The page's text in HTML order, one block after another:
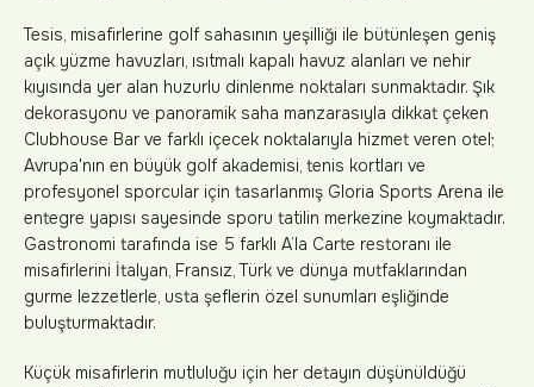
Tesis, misafirlerine golf sahasının yeşilliği ile bütünleşen geniş
açık yüzme havuzları, ısıtmalı kapalı havuz alanları ve nehir
kıyısında yer alan huzurlu dinlenme noktaları sunmaktadır. Şık
dekorasyonu ve panoramik saha manzarasıyla dikkat çeken
Clubhouse Bar ve farklı içecek noktalarıyla hizmet veren otel;
Avrupa'nın en büyük golf akademisi, tenis kortları ve
profesyonel sporcular için tasarlanmış Gloria Sports Arena ile
entegre yapısı sayesinde sporu tatilin merkezine koymaktadır.
Gastronomi tarafında ise 5 farklı A’la Carte restoranı ile
misafirlerini İtalyan, Fransız, Türk ve dünya mutfaklarından
gurme lezzetlerle, usta şeflerin özel sunumları eşliğinde
buluşturmaktadır.
Küçük misafirlerin mutluluğu için her detayın düşünüldüğü